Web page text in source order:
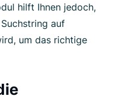
hilft Ihnen jedoch,
auf
um das richtige